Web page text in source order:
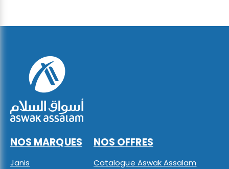
NOS MARQUES
Janis
NOS OFFRES
Catalogue Aswak Assalam